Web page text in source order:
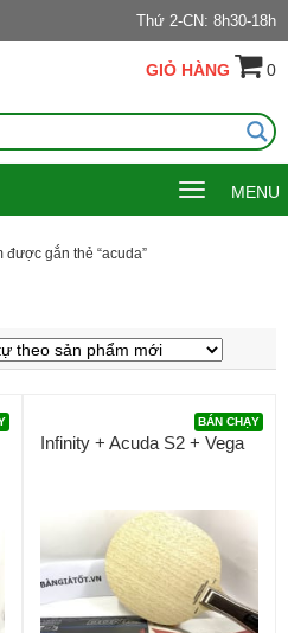
Thứ 2-CN: 8h30-18h
GIỎ HÀNG 0
Toggle
navigation
MENU
được gắn thẻ “acuda”
Infinity + Acuda S2 + Vega
BÁN CHẠY